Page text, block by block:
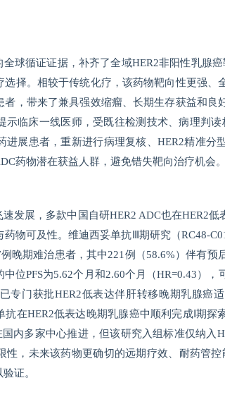
球循证证据，补齐了全域HER2非阳性乳腺
择。相较于传统化疗，该药物靶向性更强、
，带来了兼具强效缩瘤、长期生存获益和良
示临床一线医师，受既往检测技术、病理判
进展患者，重新进行病理复核、HER2精准分
药物潜在获益人群，避免错失靶向治疗机会。
发展，多款中国自研HER2 ADC也在HER2
物可及性。维迪西妥单抗Ⅲ期研究（RC48-
晚期难治患者，其中221例（58.6%）伴有预
位PFS为5.62个月和2.60个月（HR=0.43），
专门获批HER2低表达伴肝转移晚期乳腺癌
在HER2低表达晚期乳腺癌中顺利完成Ⅰ期探
内多家中心推进，但该研究入组标准仅纳入
性，未来该药物更确切的远期疗效、耐药管
证。